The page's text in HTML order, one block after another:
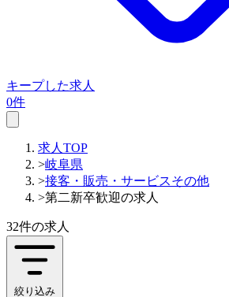
キープした求人
0件
求人TOP
>岐阜県
>接客・販売・サービスその他
>第二新卒歓迎の求人
32件の求人
絞り込み